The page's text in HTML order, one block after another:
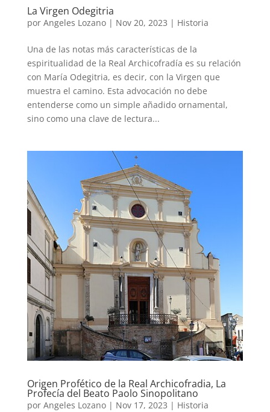
La Virgen Odegitria
por Angeles Lozano| Nov 20, 2023 | Historia
Una de las notas más características de la
espiritualidad de la Real Archicofradía es su relación
con María Odegitria, es decir, con la Virgen que
muestra el camino. Esta advocación no debe
entenderse como un simple añadido ornamental,
sino como una clave de lectura...
Origen Profético de la Real Archicofradia, La
Profecía del Beato Paolo Sinopolitano
por Angeles Lozano| Nov 17, 2023 | Historia